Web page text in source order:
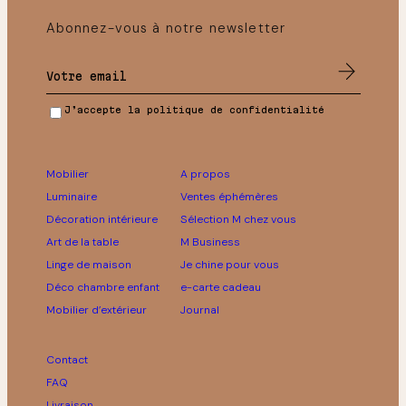
Abonnez-vous à notre newsletter
J’accepte la politique de confidentialité
Mobilier
Luminaire
Décoration intérieure
Art de la table
Linge de maison
Déco chambre enfant
Mobilier d’extérieur
A propos
Ventes éphémères
Sélection M chez vous
M Business
Je chine pour vous
e-carte cadeau
Journal
Contact
FAQ